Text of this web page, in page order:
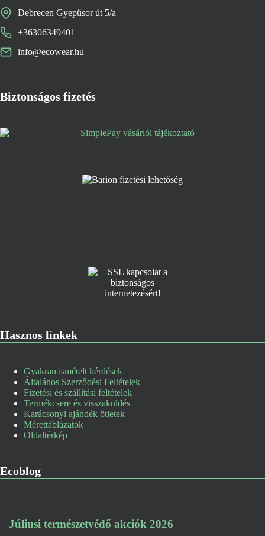
Debrecen Gyepűsor út 5/a
+36306349401
info@ecowear.hu
Biztonságos fizetés
Hasznos linkek
Gyakran ismételt kérdések
Általános Szerződési Feltételek
Fizetési és szállítási feltételek
Termékcsere és visszaküldés
Karácsonyi ajándék ötletek
Mérettáblázatok
Oldaltérkép
Ecoblog
Júliusi természetvédő akciók 2026